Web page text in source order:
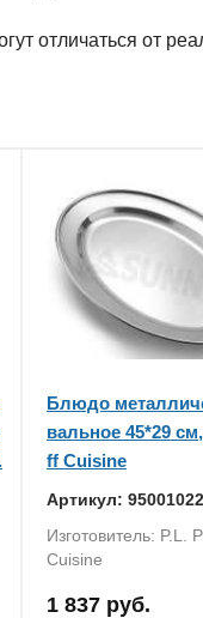
отличаться от
Блюдо
вальное 45*29
ff Cuisine
Артикул: 95001022
Изготовитель: P.L.
Cuisine
1 837 руб.